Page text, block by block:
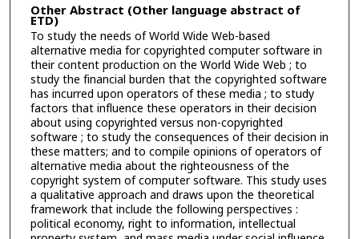
Other Abstract (Other language abstract of
ETD)
To study the needs of World Wide Web-based
alternative media for copyrighted computer software in
their content production on the World Wide Web ; to
study the financial burden that the copyrighted software
has incurred upon operators of these media ; to study
factors that influence these operators in their decision
about using copyrighted versus non-copyrighted
software ; to study the consequences of their decision in
these matters; and to compile opinions of operators of
alternative media about the righteousness of the
copyright system of computer software. This study uses
a qualitative approach and draws upon the theoretical
framework that include the following perspectives :
political economy, right to information, intellectual